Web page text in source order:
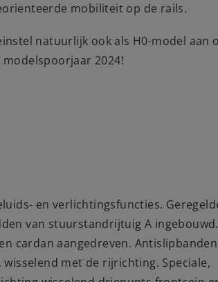
mobiliteit op de rails.
natuurlijk ook als H0-model aan
2024!
en verlichtingsfuncties.
van stuurstandrijtuig A ingebouwd.
cardan aangedreven.
met de rijrichting. Speciale,